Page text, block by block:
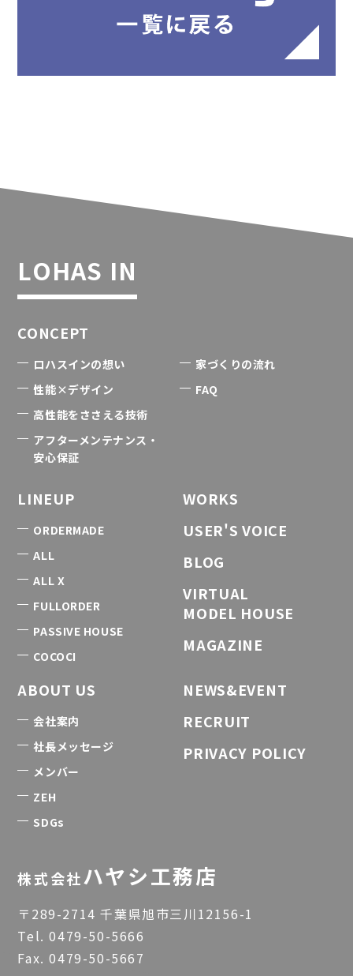
LOHAS IN
CONCEPT
ロハスインの想い
性能×デザイン
高性能をささえる技術
アフターメンテナンス・
安心保証
家づくりの流れ
FAQ
LINEUP
ORDERMADE
ALL
ALL X
FULLORDER
PASSIVE HOUSE
COCOCI
WORKS
USER'S VOICE
BLOG
VIRTUAL
MODEL HOUSE
MAGAZINE
ABOUT US
会社案内
社長メッセージ
メンバー
ZEH
SDGs
NEWS&EVENT
RECRUIT
PRIVACY POLICY
株式会社ハヤシ工務店
〒289-2714 千葉県旭市三川12156-1
Tel.0479-50-5666
Fax. 0479-50-5667